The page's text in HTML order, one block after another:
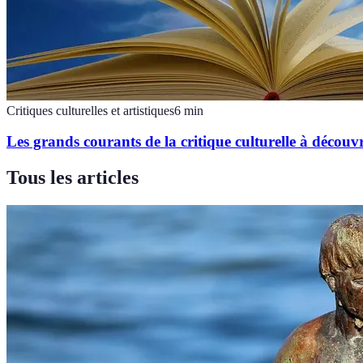
Critiques culturelles et artistiques6 min
Les grands courants de la critique culturelle à
Tous les articles